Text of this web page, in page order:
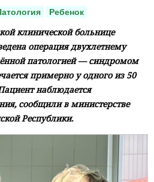
Ребенок
клинической больнице
операция двухлетнему
патологией — синдромом
примерно у одного из 50
наблюдается
сообщили в министерстве
Республики.